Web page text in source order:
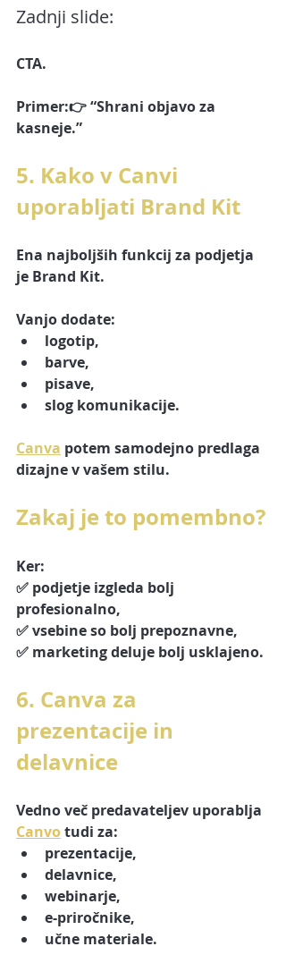
Zadnji slide:
CTA.
Primer:👉 “Shrani objavo za
kasneje.”
5. Kako v Canvi
uporabljati Brand Kit
Ena najboljših funkcij za podjetja
je Brand Kit.
Vanjo dodate:
logotip,
barve,
pisave,
slog komunikacije.
Canva potem samodejno predlaga
dizajne v vašem stilu.
Zakaj je to pomembno?
Ker:
✅ podjetje izgleda bolj
profesionalno,
✅ vsebine so bolj prepoznavne,
✅ marketing deluje bolj usklajeno.
6. Canva za
prezentacije in
delavnice
Vedno več predavateljev uporablja
Canvo tudi za:
prezentacije,
delavnice,
webinarje,
e-priročnike,
učne materiale.